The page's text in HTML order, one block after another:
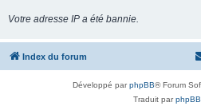
Votre adresse IP a été bannie.
Index du forum
Développé parphpBB® Forum
Traduit par